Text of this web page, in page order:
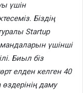
үшін
Біздің
Startup
үшінші
Биыл біз
елден келген 40
даму